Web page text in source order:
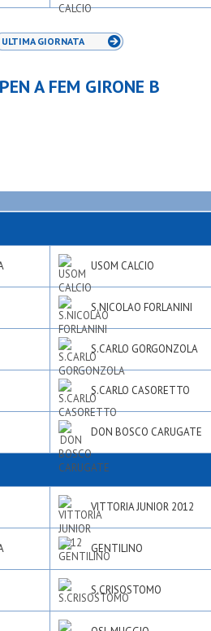
ULTIMA GIORNATA
A FEM GIRONE B
USOM CALCIO
S.NICOLAO FORLANINI
S.CARLO GORGONZOLA
S.CARLO CASORETTO
DON BOSCO CARUGATE
VITTORIA JUNIOR 2012
GENTILINO
S.CRISOSTOMO